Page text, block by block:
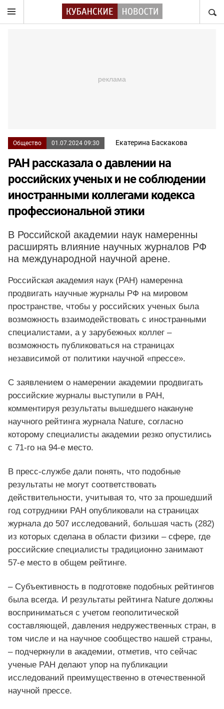
Общество 01.07.2024 09:30 Екатерина Баскакова
РАН рассказала о давлении на
российских ученых и не соблюдении
иностранными коллегами кодекса
профессиональной этики
В Российской академии наук намеренны
расширять влияние научных журналов РФ
на международной научной арене.
Российская академия наук (РАН) намеренна
продвигать научные журналы РФ на мировом
пространстве, чтобы у российских ученых была
возможность взаимодействовать с иностранными
специалистами, а у зарубежных коллег –
возможность публиковаться на страницах
независимой от политики научной «прессе».
С заявлением о намерении академии продвигать
российские журналы выступили в РАН,
комментируя результаты вышедшего накануне
научного рейтинга журнала Nature, согласно
которому специалисты академии резко опустились
с 71-го на 94-е место.
В пресс-службе дали понять, что подобные
результаты не могут соответствовать
действительности, учитывая то, что за прошедший
год сотрудники РАН опубликовали на страницах
журнала до 507 исследований, большая часть (282)
из которых сделана в области физики – сфере, где
российские специалисты традиционно занимают
57-е место в общем рейтинге.
– Субъективность в подготовке подобных рейтингов
была всегда. И результаты рейтинга Nature должны
восприниматься с учетом геополитической
составляющей, давления недружественных стран, в
том числе и на научное сообщество нашей страны,
– подчеркнули в академии, отметив, что сейчас
ученые РАН делают упор на публикации
исследований преимущественно в отечественной
научной прессе.